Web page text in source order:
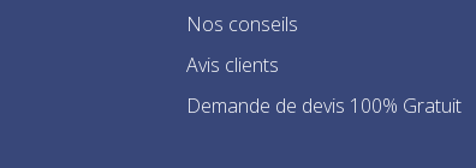
Nos conseils
Avis clients
Demande de devis 100% Gratuit